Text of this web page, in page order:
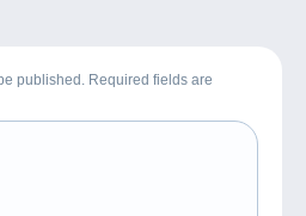
published. Required fields are